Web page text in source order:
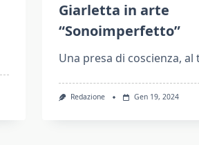
Giarletta in arte
“Sonoimperfetto”
Una presa di coscienza,
Redazione Gen 19, 2024